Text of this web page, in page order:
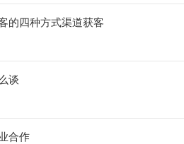
的四种方式渠道获客
谈
合作